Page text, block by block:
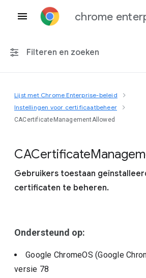
chrome
Filteren en zoeken
Elk platform
Chrome 151
Inclusief beëindigd beleid
Lijst met Chrome Enterprise-beleid
Instellingen voor certificaatbeheer
CACertificateManagementAllowed
CACertificate
Gebruikers toestaan
certificaten te beheren.
Ondersteund op:
Google ChromeOS (Google
versie 78